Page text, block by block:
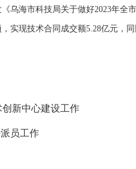
《乌海市科技局关于做好2023年全
实现技术合同成交额5.28亿元，
新中心建设工作
员工作